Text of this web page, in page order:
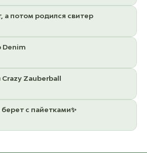
а потом родился свитер
Denim
Crazy Zauberball
с пайетками✨